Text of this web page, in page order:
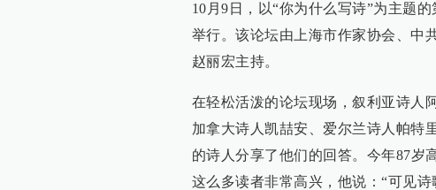
10月9日，以“你为什么写诗”为主题
举行。该论坛由上海市作家协会、中
赵丽宏主持。
在轻松活泼的论坛现场，叙利亚诗人
加拿大诗人凯喆安、爱尔兰诗人帕特
的诗人分享了他们的回答。今年87岁
这么多读者非常高兴，他说：“可见